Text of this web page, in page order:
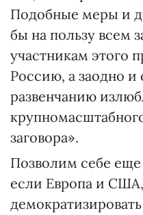
Подобные меры и
бы на пользу всем
участникам этого
Россию, а заодно и
развенчанию
заговора».
Позволим себе
если Европа и